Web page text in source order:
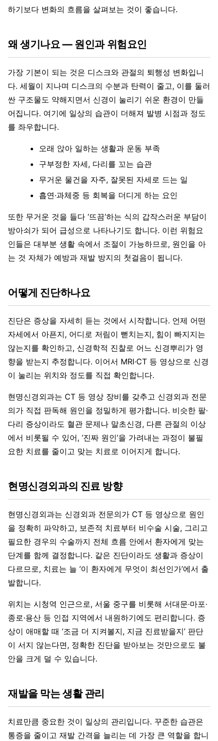
하기보다 변화의 흐름을 살펴보는 것이 좋습니다.
왜 생기나요 — 원인과 위험요인
가장 기본이 되는 것은 디스크와 관절의 퇴행성 변화입니
다. 세월이 지나며 디스크의 수분과 탄력이 줄고, 이를 둘러
싼 구조물도 약해지면서 신경이 눌리기 쉬운 환경이 만들
어집니다. 여기에 일상의 습관이 더해져 발병 시점과 정도
를 좌우합니다.
오래 앉아 일하는 생활과 운동 부족
구부정한 자세, 다리를 꼬는 습관
무거운 물건을 자주, 잘못된 자세로 드는 일
흡연·과체중 등 회복을 더디게 하는 요인
또한 무거운 것을 들다 ‘뜨끔’하는 식의 갑작스러운 부담이
방아쇠가 되어 급성으로 나타나기도 합니다. 이런 위험요
인들은 대부분 생활 속에서 조절이 가능하므로, 원인을 아
는 것 자체가 예방과 재발 방지의 첫걸음이 됩니다.
어떻게 진단하나요
진단은 증상을 자세히 듣는 것에서 시작합니다. 언제 어떤
자세에서 아픈지, 어디로 저림이 뻗치는지, 힘이 빠지지는
않는지를 확인하고, 신경학적 진찰로 어느 신경뿌리가 영
향을 받는지 추정합니다. 이어서 MRI·CT 등 영상으로 신경
이 눌리는 위치와 정도를 직접 확인합니다.
현명신경외과는 CT 등 영상 장비를 갖추고 신경외과 전문
의가 직접 판독해 원인을 정밀하게 평가합니다. 비슷한 팔·
다리 증상이라도 혈관 문제나 말초신경, 다른 관절의 이상
에서 비롯될 수 있어, ‘진짜 원인’을 가려내는 과정이 불필
요한 치료를 줄이고 맞는 치료로 이어지게 합니다.
현명신경외과의 진료 방향
현명신경외과는 신경외과 전문의가 CT 등 영상으로 원인
을 정확히 파악하고, 보존적 치료부터 비수술 시술, 그리고
필요한 경우의 수술까지 전체 흐름 안에서 환자에게 맞는
단계를 함께 결정합니다. 같은 진단이라도 생활과 증상이
다르므로, 치료는 늘 ‘이 환자에게 무엇이 최선인가’에서 출
발합니다.
위치는 시청역 인근으로, 서울 중구를 비롯해 서대문·마포·
종로·용산 등 인접 지역에서 내원하기에도 편리합니다. 증
상이 애매할 때 ‘조금 더 지켜볼지, 지금 진료받을지’ 판단
이 서지 않는다면, 정확한 진단을 받아보는 것만으로도 불
안을 크게 덜 수 있습니다.
재발을 막는 생활 관리
치료만큼 중요한 것이 일상의 관리입니다. 꾸준한 습관은
통증을 줄이고 재발 간격을 늘리는 데 가장 큰 역할을 합니